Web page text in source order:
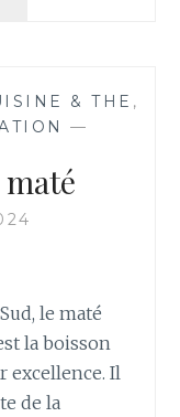
& THE ,
—
le maté
la boisson
excellence. Il
de la